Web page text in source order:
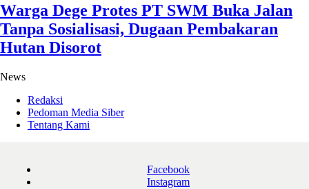
Warga Dege Protes PT SWM Buka Jalan
Tanpa Sosialisasi, Dugaan Pembakaran
Hutan Disorot
News
Redaksi
Pedoman Media Siber
Tentang Kami
Facebook
Instagram